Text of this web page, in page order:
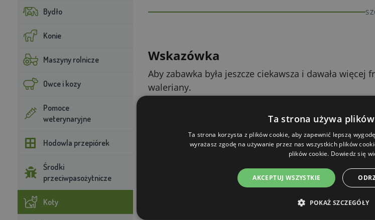
Bydło
Konie
Maszyny rolnicze
Owce i kozy
Pomoce
weterynaryjne
Hodowla przepiórek
Środki
przeciwpasożytnicze
Koty
Wskazówka
Aby zabawka była jeszcze ciekawsza i dawała
waleriany.
Parametry techniczne
Parametr
Ta strona używa
Ta strona korzysta z plików cookie, aby zapewnić lepszą
wyrażasz zgodę na używanie przez nas wszystkich plików
plików cookie. Dowiedz się
AKCEPTUJ WSZYSTKIE
POKAŻ SZCZEGÓŁY